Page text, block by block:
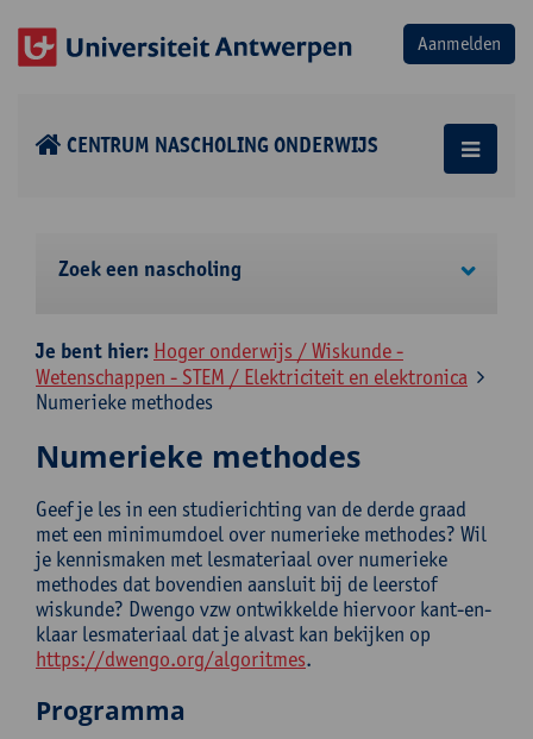
CENTRUM NASCHOLING ONDERWIJS
Zoek een nascholing
Je bent hier: Hoger onderwijs / Wiskunde -
Wetenschappen - STEM / Elektriciteit en elektronica
Numerieke methodes
Numerieke methodes
Geef je les in een studierichting van de derde graad
met een minimumdoel over numerieke methodes? Wil
je kennismaken met lesmateriaal over numerieke
methodes dat bovendien aansluit bij de leerstof
wiskunde? Dwengo vzw ontwikkelde hiervoor kant-en-
klaar lesmateriaal dat je alvast kan bekijken op
https://dwengo.org/algoritmes.
Programma